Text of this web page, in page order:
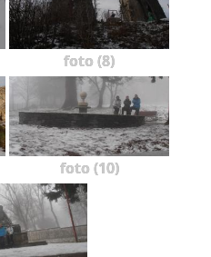
foto (8)
foto (10)